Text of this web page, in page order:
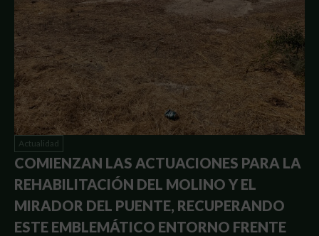
Actualidad
COMIENZAN LAS ACTUACIONES PARA LA
REHABILITACIÓN DEL MOLINO Y EL
MIRADOR DEL PUENTE, RECUPERANDO
ESTE EMBLEMÁTICO ENTORNO FRENTE